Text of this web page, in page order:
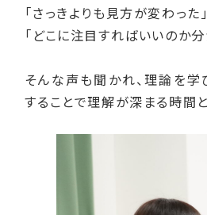
「さっきよりも見方が変わった」
「どこに注目すればいいのか分
そんな声も聞かれ、理論を学
することで理解が深まる時間